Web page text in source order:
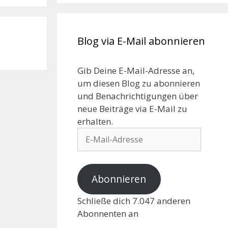
Blog via E-Mail abonnieren
Gib Deine E-Mail-Adresse an,
um diesen Blog zu abonnieren
und Benachrichtigungen über
neue Beiträge via E-Mail zu
erhalten.
Abonnieren
Schließe dich 7.047 anderen
Abonnenten an